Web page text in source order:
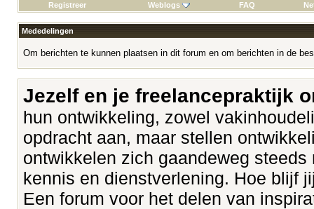
Registreer Weblogs FAQ
Mededelingen
Om berichten te kunnen plaatsen in dit forum en om berichten in de
Jezelf en je freelancepraktijk
hun ontwikkeling, zowel
opdracht aan, maar stellen
ontwikkelen zich gaandeweg
kennis en dienstverlening. Hoe blijf
Een forum voor het delen van